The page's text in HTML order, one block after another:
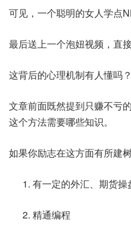
可见，一个聪明的女人学点
最后送上一个泡妞视频，直接
这背后的心理机制有人懂吗？
文章前面既然提到只赚不亏
这个方法需要哪些知识。
如果你励志在这方面有所建
有一定的外汇、期货操
精通编程